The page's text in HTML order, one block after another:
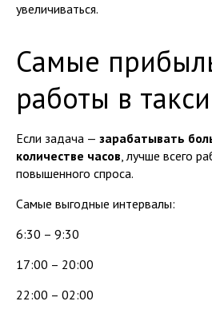
увеличиваться.
Самые
работы в такси
Если задача — зарабатывать
количестве часов, лучше всего
повышенного спроса.
Самые выгодные интервалы:
6:30 – 9:30
17:00 – 20:00
22:00 – 02:00